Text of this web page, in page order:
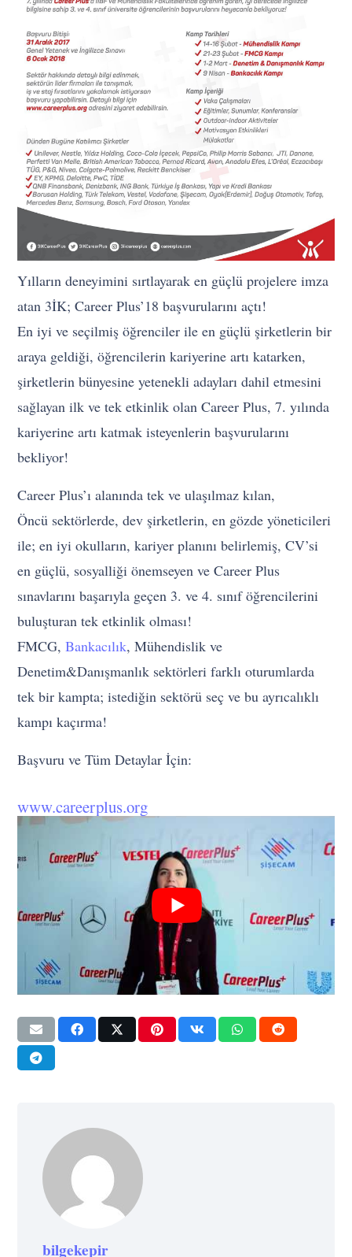
Yılların deneyimini sırtlayarak en güçlü projelere imza
atan 3İK; Career Plus’18 başvurularını açtı!
En iyi ve seçilmiş öğrenciler ile en güçlü şirketlerin bir
araya geldiği, öğrencilerin kariyerine artı katarken,
şirketlerin bünyesine yetenekli adayları dahil etmesini
sağlayan ilk ve tek etkinlik olan Career Plus, 7. yılında
kariyerine artı katmak isteyenlerin başvurularını
bekliyor!
Career Plus’ı alanında tek ve ulaşılmaz kılan,
Öncü sektörlerde, dev şirketlerin, en gözde yöneticileri
ile; en iyi okulların, kariyer planını belirlemiş, CV’si
en güçlü, sosyalliği önemseyen ve Career Plus
sınavlarını başarıyla geçen 3. ve 4. sınıf öğrencilerini
buluşturan tek etkinlik olması!
FMCG,Bankacılık, Mühendislik ve
Denetim&Danışmanlık sektörleri farklı oturumlarda
tek bir kampta; istediğin sektörü seç ve bu ayrıcalıklı
kampı kaçırma!
Başvuru ve Tüm Detaylar İçin:
www.careerplus.org
bilgekepir